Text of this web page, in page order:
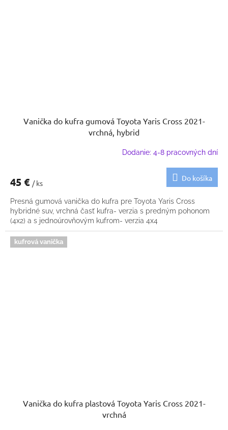
Vanička do kufra gumová Toyota Yaris Cross 2021-
vrchná, hybrid
Dodanie: 4-8 pracovných dní
45 € / ks
Do košíka
Presná gumová vanička do kufra pre Toyota Yaris Cross
hybridné suv, vrchná časť kufra- verzia s predným pohonom
(4x2) a s jednoúrovňovým kufrom- verzia 4x4
kufrová vanička
Vanička do kufra plastová Toyota Yaris Cross 2021-
vrchná